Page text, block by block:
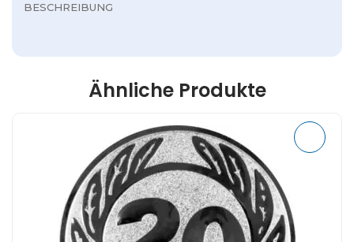
BESCHREIBUNG
Ähnliche Produkte